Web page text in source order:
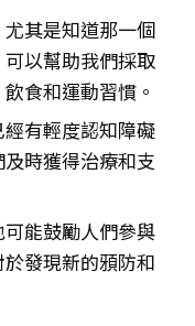
其是知道那一個
以幫助我們採取
食和運動習慣。
有輕度認知障礙
時獲得治療和支
能鼓勵人們參與
發現新的䪵防和